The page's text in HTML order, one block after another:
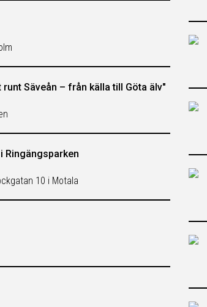
Säveån – från källa till Göta älv"
Ringängsparken
10 i Motala